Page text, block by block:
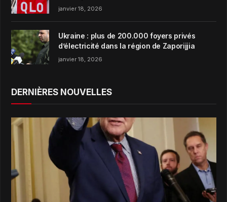
janvier 18, 2026
Ukraine : plus de 200.000 foyers privés
d’électricité dans la région de Zaporijjia
janvier 18, 2026
DERNIÈRES NOUVELLES